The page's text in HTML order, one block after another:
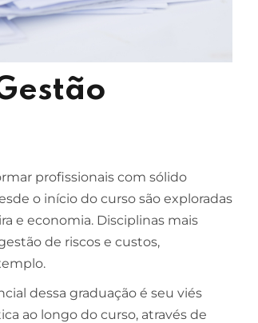
profissionais com sólido
o início do curso são exploradas
e economia. Disciplinas mais
de riscos e custos,
dessa graduação é seu viés
ao longo do curso, através de